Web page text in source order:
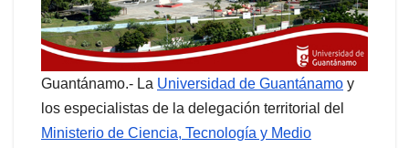
Guantánamo.- La Universidad de Guantánamo y
los especialistas de la delegación territorial del
Ministerio de Ciencia, Tecnología y Medio